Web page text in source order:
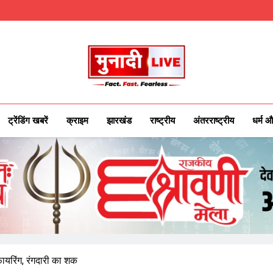
Munadi Live – Jharkhand's Leading Local
ट्रेंडिंग खबरें क्राइम झारखंड राष्ट्रीय अंतरराष्ट्रीय धर्म
रंगदारी का शक